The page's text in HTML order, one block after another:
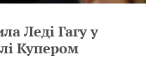
Леді Гагу у
Купером